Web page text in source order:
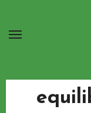
contenuto